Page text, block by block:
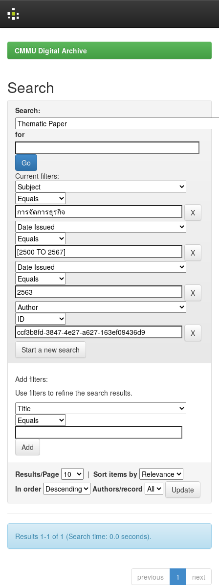
navigationCMMU Digital Archive
Search
Search:
for
Current filters:
Start a new search
Add filters:
Use filters to refine the search results.
Results/Page | Sort items by
In order
Authors/record
Results 1-1 of 1 (Search time: 0.0 seconds).
previous 1 next